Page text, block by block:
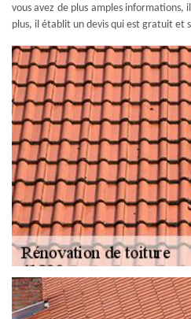
vous avez de plus amples informations,
plus, il établit un devis qui est gratuit et